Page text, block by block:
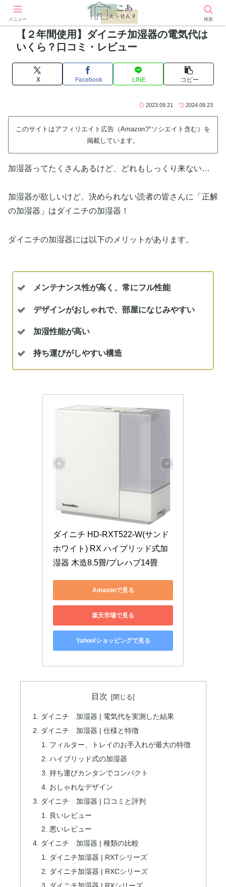
【２年間使用】ダイニチ加湿器の電気代は
いくら？口コミ・レビュー
X Facebook LINE コピー
2023.09.21 2024.09.23
このサイトはアフィリエイト広告（Amazonアソシエイト含む）を
掲載しています。
加湿器ってたくさんあるけど、どれもしっくり来ない…
加湿器が欲しいけど、決められない読者の皆さんに「正解
の加湿器」はダイニチの加湿器！
ダイニチの加湿器には以下のメリットがあります。
メンテナンス性が高く、常にフル性能
デザインがおしゃれで、部屋になじみやすい
加湿性能が高い
持ち運びがしやすい構造
ダイニチ HD-RXT522-W(サンド
ホワイト) RX ハイブリッド式加
湿器 木造8.5畳/プレハブ14畳
Amazonで見る
楽天市場で見る
Yahoo!ショッピングで見る
目次
ダイニチ 加湿器 | 電気代を実測した結果
ダイニチ 加湿器 | 仕様と特徴
フィルター、トレイのお手入れが最大の特徴
ハイブリッド式の加湿器
持ち運びカンタンでコンパクト
おしゃれなデザイン
ダイニチ 加湿器 | 口コミと評判
良いレビュー
悪いレビュー
ダイニチ 加湿器 | 種類の比較
ダイニチ加湿器 | RXTシリーズ
ダイニチ加湿器 | RXCシリーズ
メニュー 検索